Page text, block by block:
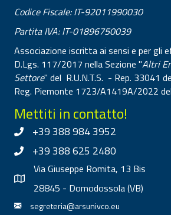
Codice Fiscale: IT-92011990030
Partita IVA: IT-01896750039
Associazione iscritta ai sensi e per gli
D.Lgs. 117/2017 nella Sezione "Altri
Settore" del R.U.N.T.S. - Rep. 33041
Reg. Piemonte 1723/A1419A/2022
Mettiti in contatto!
+39 388 984 3952
+39 388 625 2480
Via Giuseppe Romita, 13 Bis
28845 - Domodossola (VB)
segreteria@arsunivco.eu